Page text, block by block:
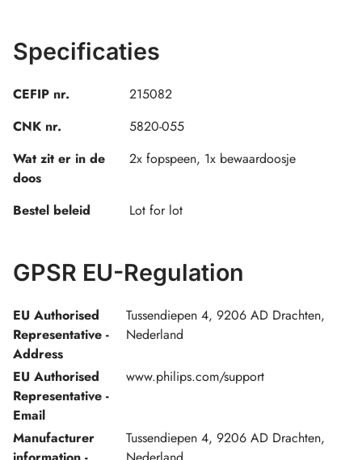
Specificaties
CEFIP nr.
215082
CNK nr.
5820-055
Wat zit er in de
doos
2x fopspeen, 1x bewaardoosje
Bestel beleid Lot for lot
GPSR EU-Regulation
EU Authorised
Representative -
Address
Tussendiepen 4, 9206 AD Drachten,
Nederland
EU Authorised
Representative -
Email
www.philips.com/support
Manufacturer
Tussendiepen 4, 9206 AD Drachten,